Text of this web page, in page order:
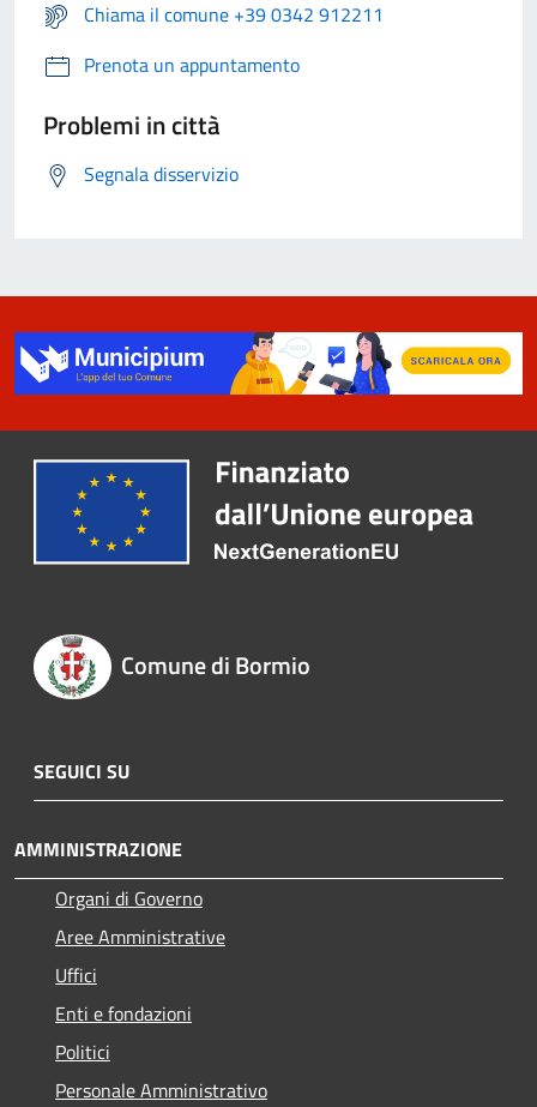
Chiama il comune +39 0342 912211
Prenota un appuntamento
Problemi in città
Segnala disservizio
Comune di Bormio
SEGUICI SU
AMMINISTRAZIONE
Organi di Governo
Aree Amministrative
Uffici
Enti e fondazioni
Politici
Personale Amministrativo